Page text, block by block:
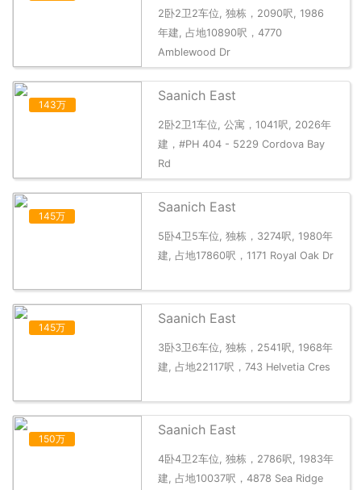
2卧2卫2车位, 独栋，2090呎, 1986
年建, 占地10890呎，4770
Amblewood Dr
143万
Saanich East
2卧2卫1车位, 公寓，1041呎, 2026年
建，#PH 404 - 5229 Cordova Bay
Rd
145万
Saanich East
5卧4卫5车位, 独栋，3274呎, 1980年
建, 占地17860呎，1171 Royal Oak Dr
145万
Saanich East
3卧3卫6车位, 独栋，2541呎, 1968年
建, 占地22117呎，743 Helvetia Cres
150万
Saanich East
4卧4卫2车位, 独栋，2786呎, 1983年
建, 占地10037呎，4878 Sea Ridge